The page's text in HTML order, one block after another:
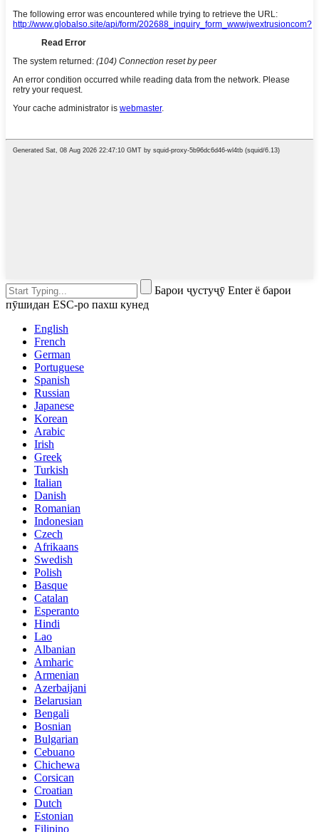
Барои ҷустуҷӯ Enter ё барои
пӯшидан ESC-ро пахш кунед
English
French
German
Portuguese
Spanish
Russian
Japanese
Korean
Arabic
Irish
Greek
Turkish
Italian
Danish
Romanian
Indonesian
Czech
Afrikaans
Swedish
Polish
Basque
Catalan
Esperanto
Hindi
Lao
Albanian
Amharic
Armenian
Azerbaijani
Belarusian
Bengali
Bosnian
Bulgarian
Cebuano
Chichewa
Corsican
Croatian
Dutch
Estonian
Filipino